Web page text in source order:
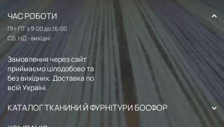
ЧАС РОБОТИ
ПН-ПТ з 9:00 до 16:00
СБ, НД - вихідні
Замовлення через сайт
приймаємо цілодобово та
без вихідних. Доставка по
всій Україні.
КАТАЛОГ ТКАНИНИ Й ФУРНІТУРИ БОСФОР